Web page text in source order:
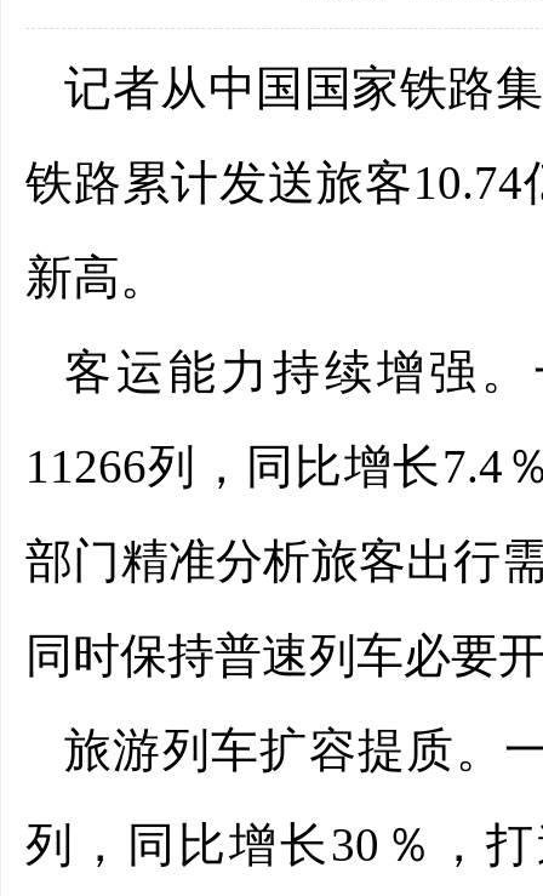
记者从中国国家铁路
铁路累计发送旅客
新高。
客运能力持续增强
11266列，同比增长7.4
部门精准分析旅客出行
同时保持普速列车必要
旅游列车扩容提质。
列，同比增长30％，